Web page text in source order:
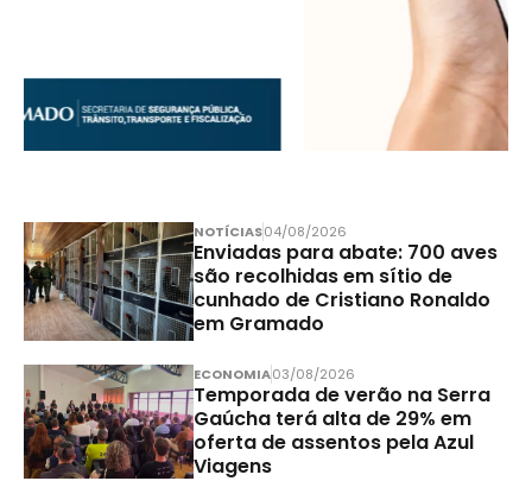
NOTÍCIAS04/08/2026
Enviadas para abate: 700 aves
são recolhidas em sítio de
cunhado de Cristiano Ronaldo
em Gramado
ECONOMIA03/08/2026
Temporada de verão na Serra
Gaúcha terá alta de 29% em
oferta de assentos pela Azul
Viagens